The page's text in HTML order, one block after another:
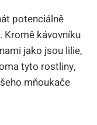
potenciálně
Kromě kávovníku
jako jsou lilie,
tyto rostliny,
mňoukače